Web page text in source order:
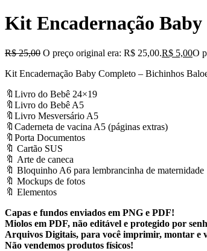
Kit Encadernação
R$25,00 O preço original era: R$ 25,00.R$ 5,00O
Kit Encadernação Baby Completo – Bichinhos
🔖Livro do Bebê 24×19
🔖Livro do Bebê A5
🔖Livro Mesversário A5
🔖Caderneta de vacina A5 (páginas extras)
🔖Porta Documentos
🔖 Cartão SUS
🔖 Arte de caneca
🔖 Bloquinho A6 para lembrancinha de maternidade
🔖 Mockups de fotos
🔖 Elementos
Capas e fundos enviados em PNG e PDF!
Miolos em PDF, não editável e protegido por
Arquivos Digitais, para você imprimir, montar e
Não vendemos produtos físicos!